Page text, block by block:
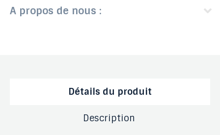
A propos de nous :
Détails du produit
Description